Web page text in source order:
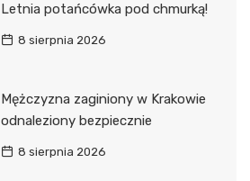
Letnia potańcówka pod chmurką!
8 sierpnia 2026
Mężczyzna zaginiony w Krakowie
odnaleziony bezpiecznie
8 sierpnia 2026